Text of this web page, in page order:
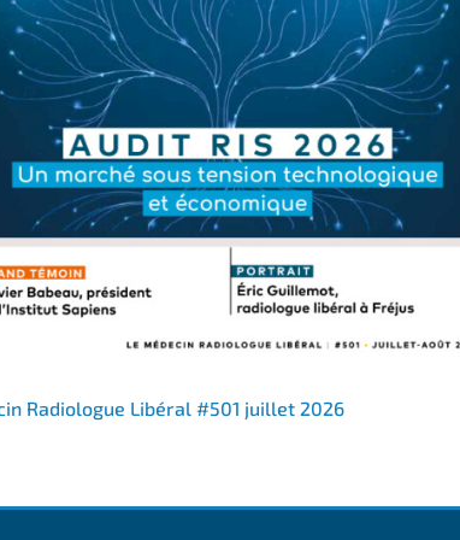
Radiologue Libéral #501 juillet 2026